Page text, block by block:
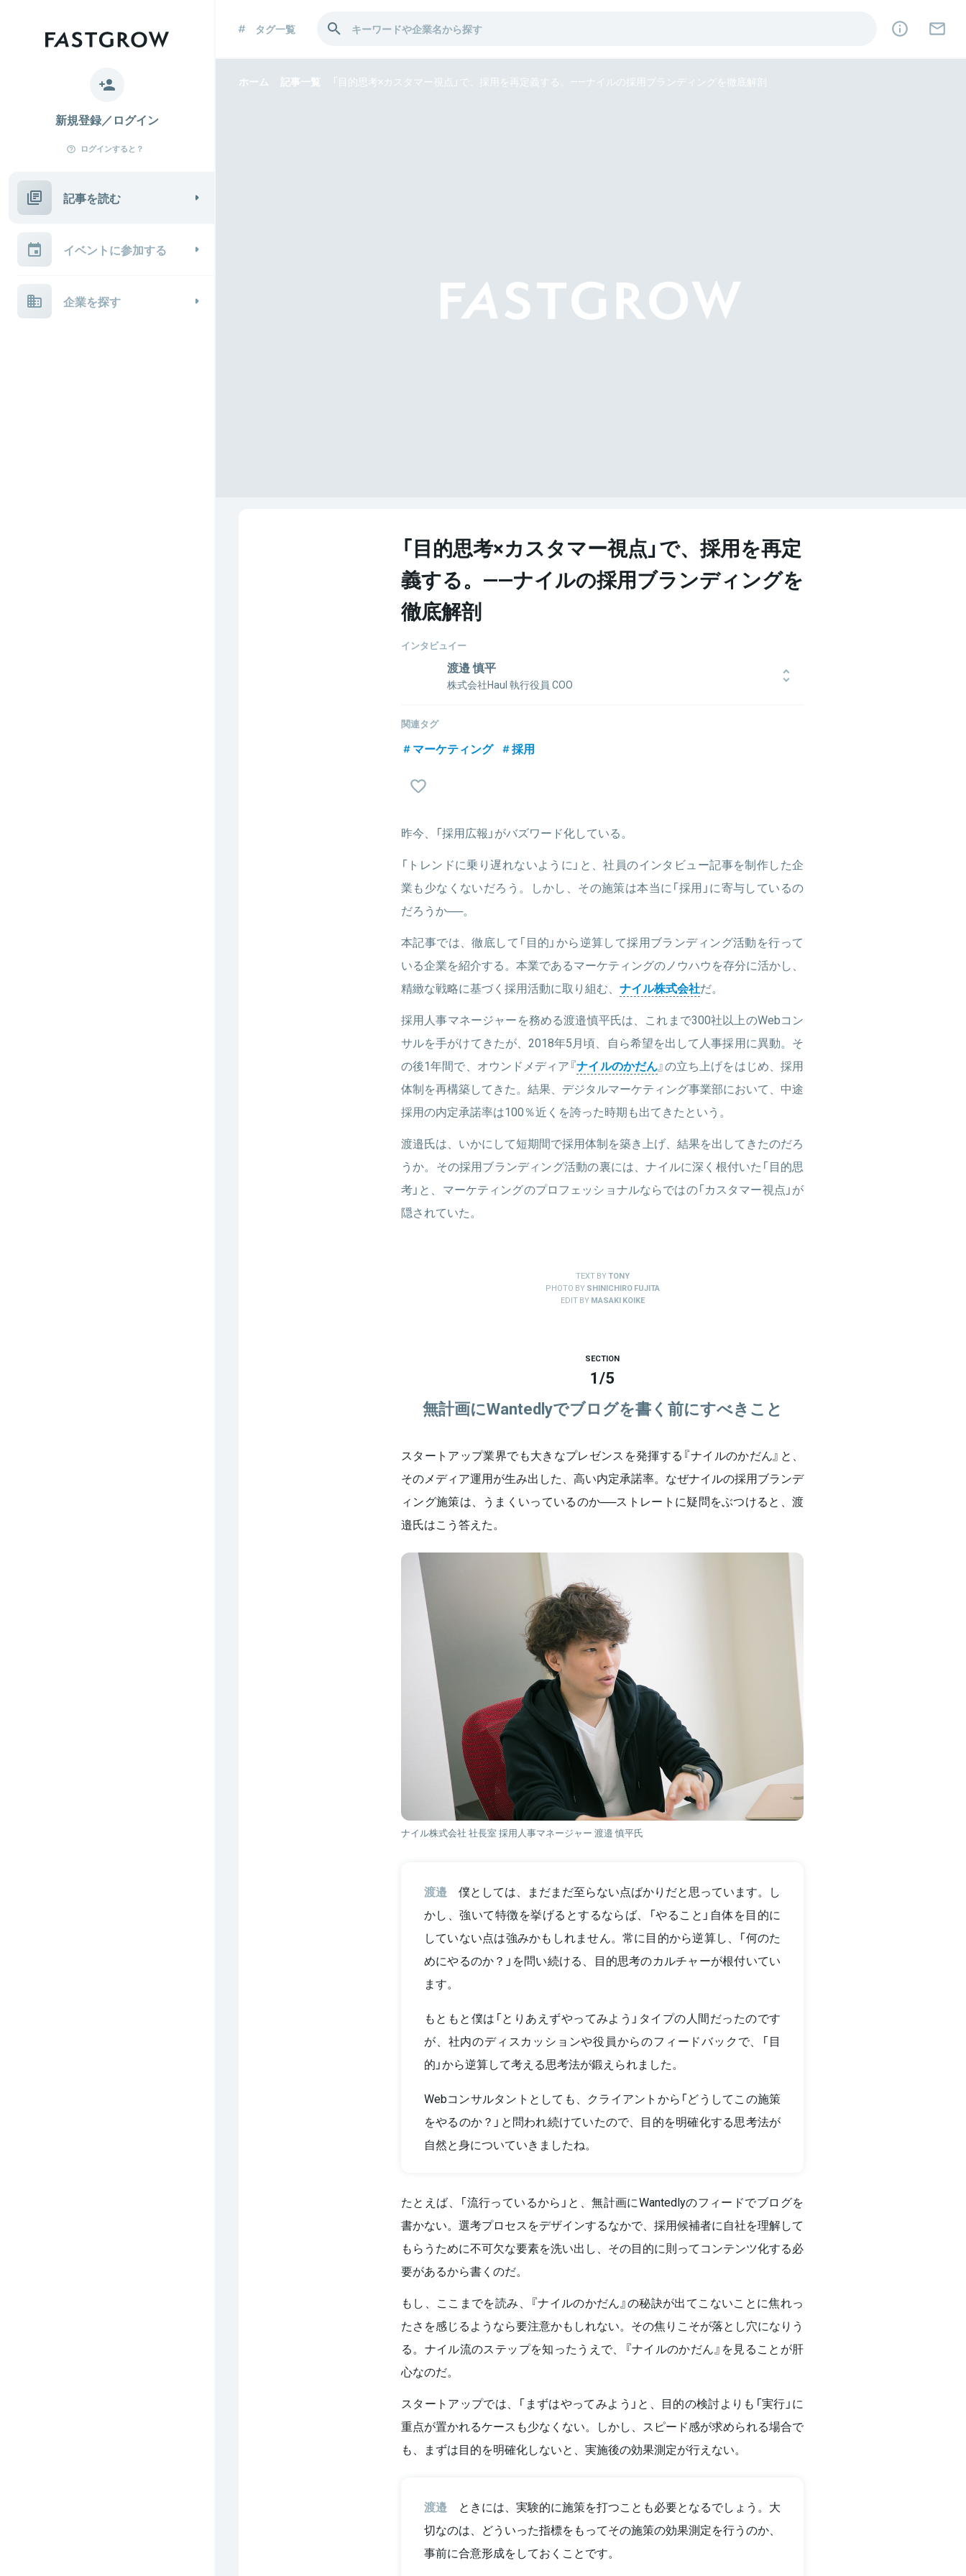
新規登録／ログイン
ログインすると？
記事を読む
イベントに参加する
企業を探す
タグ一覧
ホーム 記事一覧 「目的思考×カスタマー視点」で、採用を再定義する。——ナイルの採用ブランディングを徹底解剖
「目的思考×カスタマー視点」で、採用を再定
義する。——ナイルの採用ブランディングを
徹底解剖
インタビュイー
渡邉 慎平
株式会社Haul 執行役員 COO
のデジタルマーケティング支援に携わったのち、2018年5月に人事へ異動｡採用と広報を
として､ビジネスサイド全般とHRを管掌｡
関連タグ
マーケティング 採用
昨今、「採用広報」がバズワード化している。
「トレンドに乗り遅れないように」と、社員のインタビュー記事を制作した企
業も少なくないだろう。しかし、その施策は本当に「採用」に寄与しているの
だろうか──。
本記事では、徹底して「目的」から逆算して採用ブランディング活動を行って
いる企業を紹介する。本業であるマーケティングのノウハウを存分に活かし、
精緻な戦略に基づく採用活動に取り組む、 ナイル株式会社だ。
採用人事マネージャーを務める渡邉慎平氏は、これまで300社以上のWebコン
サルを手がけてきたが、2018年5月頃、自ら希望を出して人事採用に異動。そ
の後1年間で、オウンドメディア『ナイルのかだん』の立ち上げをはじめ、採用
体制を再構築してきた。結果、デジタルマーケティング事業部において、中途
採用の内定承諾率は100％近くを誇った時期も出てきたという。
渡邉氏は、いかにして短期間で採用体制を築き上げ、結果を出してきたのだろ
うか。その採用ブランディング活動の裏には、ナイルに深く根付いた「目的思
考」と、マーケティングのプロフェッショナルならではの「カスタマー視点」が
隠されていた。
TEXT BYTONY
PHOTO BYSHINICHIRO FUJITA
EDIT BYMASAKI KOIKE
SECTION
1/5
無計画にWantedlyでブログを書く前にすべきこと
スタートアップ業界でも大きなプレゼンスを発揮する『ナイルのかだん』と、
そのメディア運用が生み出した、高い内定承諾率。なぜナイルの採用ブランデ
ィング施策は、うまくいっているのか──ストレートに疑問をぶつけると、渡
邉氏はこう答えた。
ナイル株式会社 社長室 採用人事マネージャー 渡邉 慎平氏
渡邉
僕としては、まだまだ至らない点ばかりだと思っています。し
かし、強いて特徴を挙げるとするならば、「やること」自体を目的に
していない点は強みかもしれません。常に目的から逆算し、「何のた
めにやるのか？」を問い続ける、目的思考のカルチャーが根付いてい
ます。
もともと僕は「とりあえずやってみよう」タイプの人間だったのです
が、社内のディスカッションや役員からのフィードバックで、「目
的」から逆算して考える思考法が鍛えられました。
Webコンサルタントとしても、クライアントから「どうしてこの施策
をやるのか？」と問われ続けていたので、目的を明確化する思考法が
自然と身についていきましたね。
たとえば、「流行っているから」と、無計画にWantedlyのフィードでブログを
書かない。選考プロセスをデザインするなかで、採用候補者に自社を理解して
もらうために不可欠な要素を洗い出し、その目的に則ってコンテンツ化する必
要があるから書くのだ。
もし、ここまでを読み、『ナイルのかだん』の秘訣が出てこないことに焦れっ
たさを感じるようなら要注意かもしれない。その焦りこそが落とし穴になりう
る。ナイル流のステップを知ったうえで、『ナイルのかだん』を見ることが肝
心なのだ。
スタートアップでは、「まずはやってみよう」と、目的の検討よりも「実行」に
重点が置かれるケースも少なくない。しかし、スピード感が求められる場合で
も、まずは目的を明確化しないと、実施後の効果測定が行えない。
渡邉
ときには、実験的に施策を打つことも必要となるでしょう。大
切なのは、どういった指標をもってその施策の効果測定を行うのか、
事前に合意形成をしておくことです。